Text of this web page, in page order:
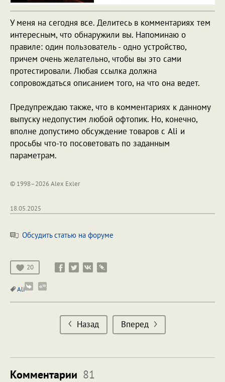
У меня на сегодня все. Делитесь в комментариях тем
интересным, что обнаружили вы. Напоминаю о
правиле: один пользователь - одно устройство,
причем очень желательно, чтобы вы это сами
протестировали. Любая ссылка должна
сопровождаться описанием того, на что она ведет.
Предупреждаю также, что в комментариях к данному
выпуску недопустим любой офтопик. Но, конечно,
вполне допустимо обсуждение товаров с Ali и
просьбы что-то посоветовать по заданным
параметрам.
© 1998–2026 Alex Exler
18.05.2025
Обсудить статью на форуме
20
Ali
Назад Вперед
Комментарии 81